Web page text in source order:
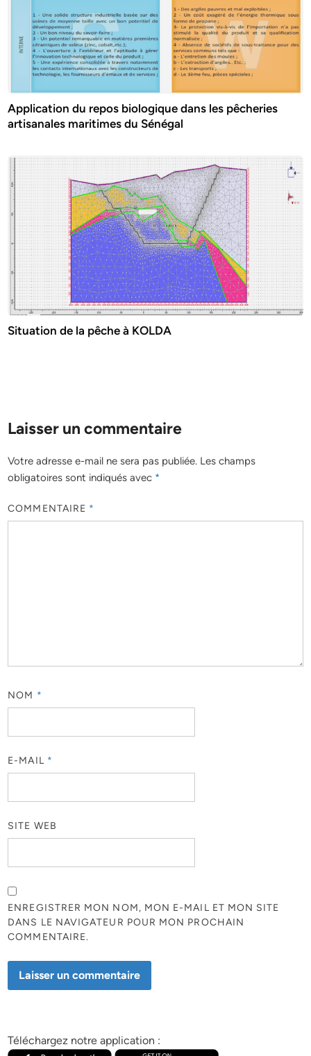
Application du repos biologique dans les pêcheries
artisanales maritimes du Sénégal
Situation de la pêche à KOLDA
Laisser un commentaire
Votre adresse e-mail ne sera pas publiée. Les champs
obligatoires sont indiqués avec *
COMMENTAIRE *
NOM *
E-MAIL *
SITE WEB
ENREGISTRER MON NOM, MON E-MAIL ET MON SITE
DANS LE NAVIGATEUR POUR MON PROCHAIN
COMMENTAIRE.
Téléchargez notre application :